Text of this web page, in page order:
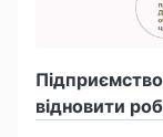
відновити